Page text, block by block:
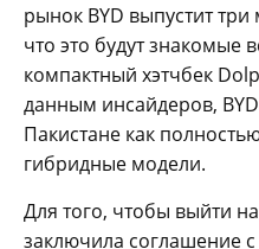
рынок BYD выпустит
что это будут знакомые
компактный хэтчбек
данным инсайдеров,
Пакистане как
гибридные модели.
Для того, чтобы выйти
заключила соглашение